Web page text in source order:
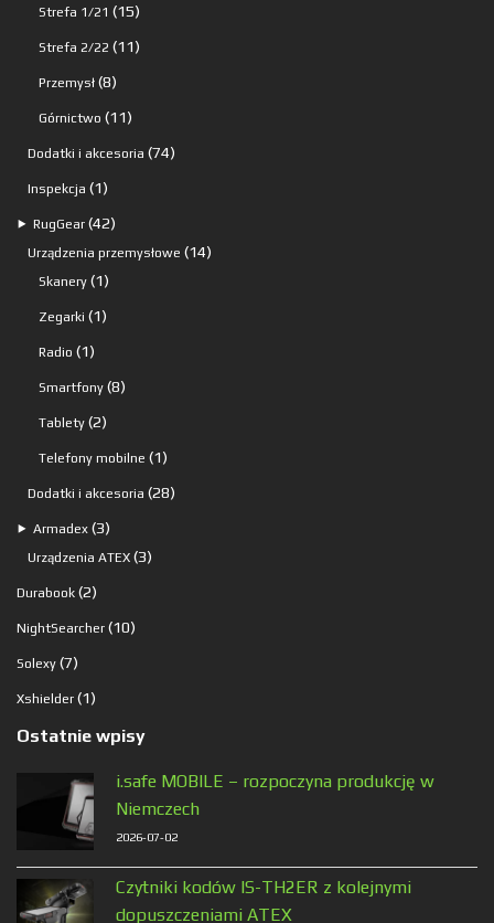
Strefa 1/21 1515
produktów
Strefa 2/22 1111
Przemysł 88
produktów
Górnictwo 1111
produktów
Dodatki i akcesoria 7474
Inspekcja 11
produkt
⯈ RugGear 4242
produkty
Urządzenia przemysłowe 1414
Skanery 11
produkt
Zegarki 11
Radio 11
produkt
Smartfony 88
Tablety 22
produkty
Telefony mobilne 11
produkt
Dodatki i akcesoria 2828
⯈ Armadex 33
produkty
Urządzenia ATEX 33
Durabook 22
produkty
NightSearcher 1010
Solexy 77
produktów
Xshielder 11
produkt
Ostatnie wpisy
i.safe MOBILE – rozpoczyna produkcję w
Niemczech
2026-07-02
Czytniki kodów IS-TH2ER z kolejnymi
dopuszczeniami ATEX